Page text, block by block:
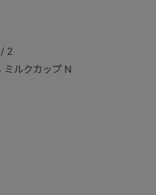
ミルクカップ N
/ 2